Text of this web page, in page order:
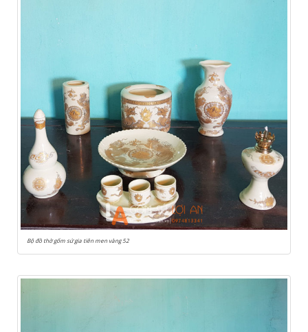
Bộ đồ thờ gốm sứ gia tiên men vàng 52